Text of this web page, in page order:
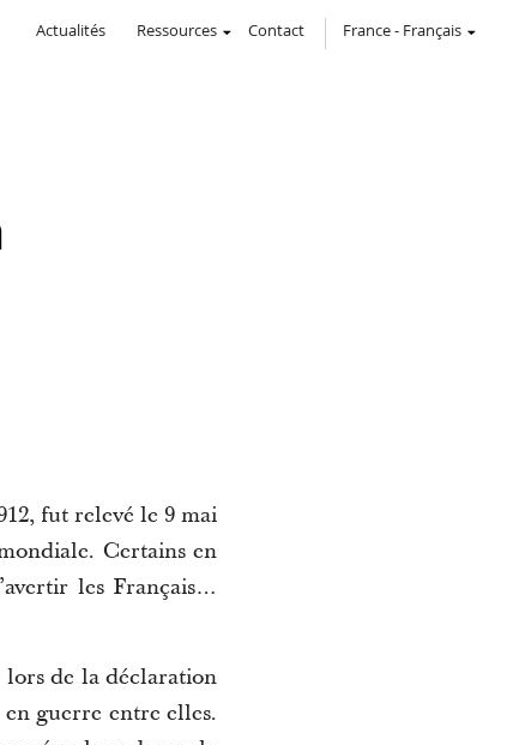
Actualités Ressources Contact France- Français
fut relevé le 9 mai
Certains en
les Français…
de la déclaration
guerre entre elles.